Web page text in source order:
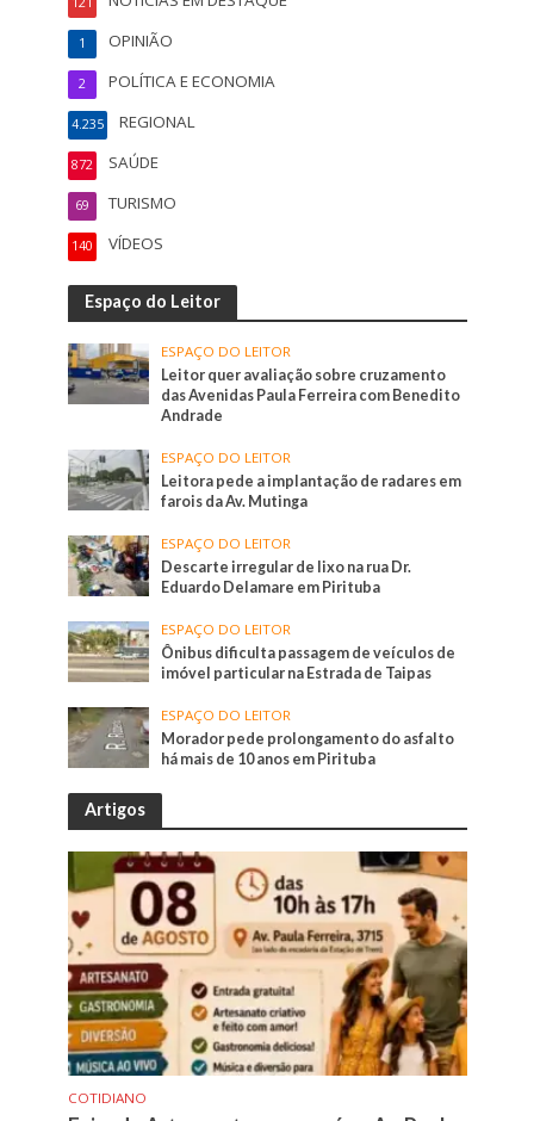
OPINIÃO
1
POLÍTICA E ECONOMIA
2
REGIONAL
4.235
SAÚDE
872
TURISMO
69
VÍDEOS
140
Espaço do Leitor
ESPAÇO DO LEITOR
Leitor quer avaliação sobre cruzamento
das Avenidas Paula Ferreira com Benedito
Andrade
ESPAÇO DO LEITOR
Leitora pede a implantação de radares em
farois da Av. Mutinga
ESPAÇO DO LEITOR
Descarte irregular de lixo na rua Dr.
Eduardo Delamare em Pirituba
ESPAÇO DO LEITOR
Ônibus dificulta passagem de veículos de
imóvel particular na Estrada de Taipas
ESPAÇO DO LEITOR
Morador pede prolongamento do asfalto
há mais de 10 anos em Pirituba
Artigos
COTIDIANO